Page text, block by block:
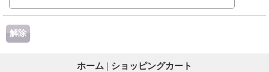
ホーム | ショッピングカート